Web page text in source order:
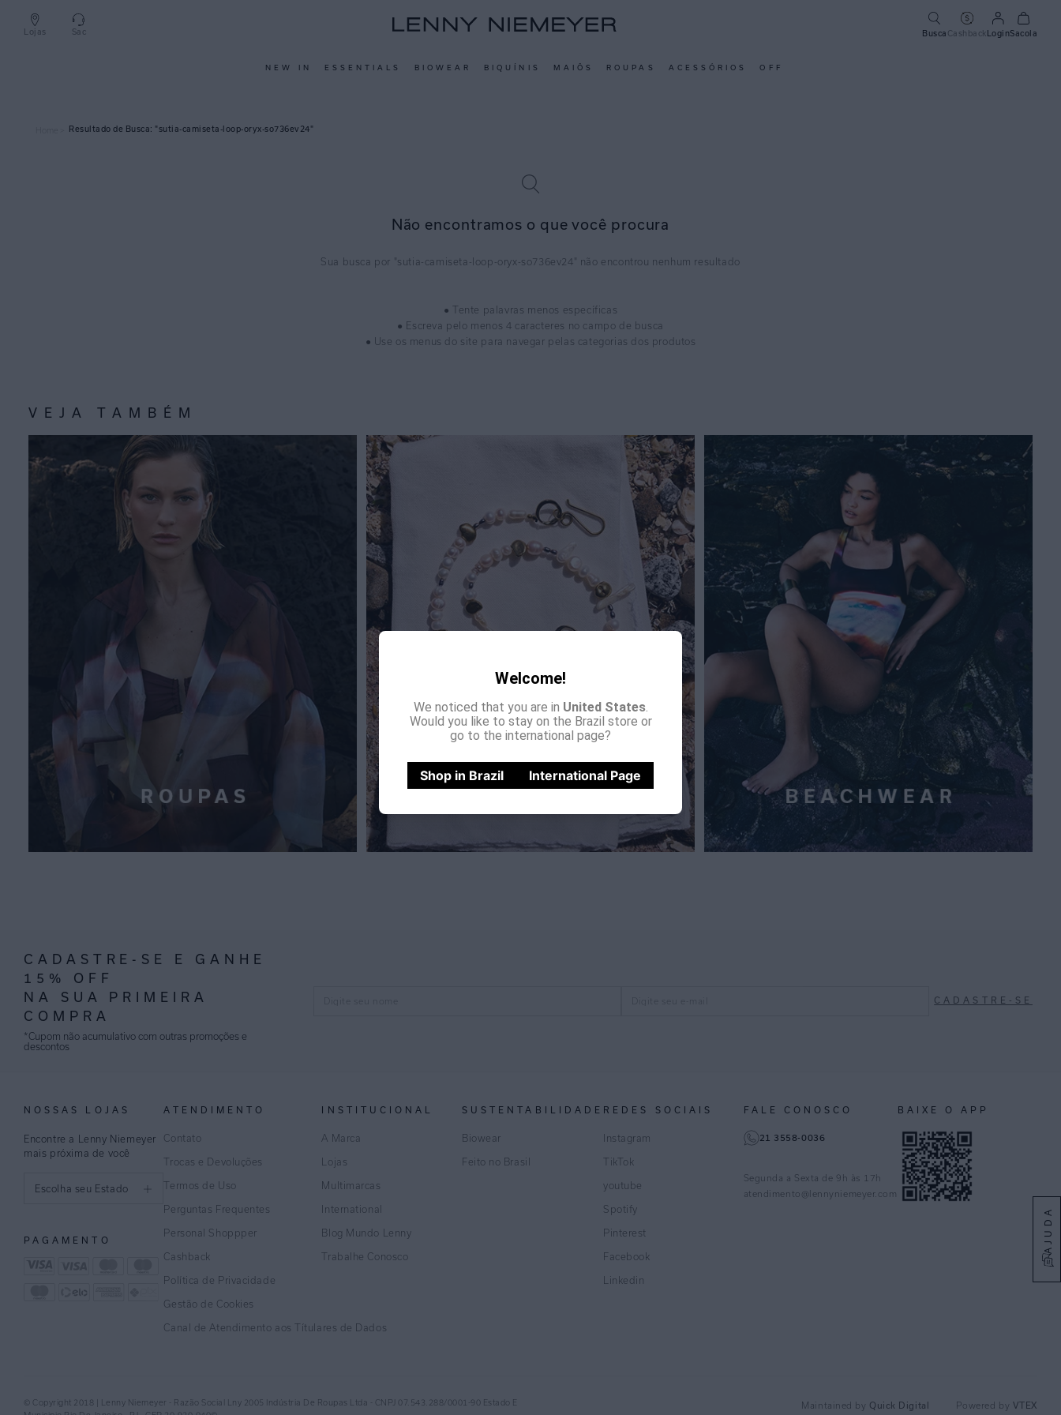
AJUDA
Lojas Sac Busca CashbackLoginSacola
NEW IN ESSENTIALS BIOWEAR BIQUÍNIS MAIÔS ROUPAS ACESSÓRIOS OFF
Welcome!
We noticed that you are in United States.
Would you like to stay on the Brazil store or
go to the international page?
Shop in Brazil International Page
sutia-camiseta-loop-oryx-so736ev24
Não encontramos o que você procura
sutia-camiseta-loop-oryx-so736ev24
● Tente palavras menos específicas
● Escreva pelo menos 4 caracteres no campo de busca
● Use os menus do site para navegar pelas categorias dos produtos
VEJA TAMBÉM
CADASTRE-SE E GANHE
15% OFF
NA SUA PRIMEIRA
COMPRA
*Cupom não acumulativo com outras promoções e
descontos
CADASTRE-SE
NOSSAS LOJAS
Encontre a Lenny Niemeyer
mais próxima de você
Escolha seu Estado
Distrito Federal
PAGAMENTO
ATENDIMENTO
Contato
Trocas e Devoluções
Termos de Uso
Perguntas Frequentes
Personal Shoppper
Cashback
Política de Privacidade
Gestão de Cookies
Canal de Atendimento aos Títulares de Dados
INSTITUCIONAL
A Marca
Lojas
Multimarcas
International
Blog Mundo Lenny
Trabalhe Conosco
SUSTENTABILIDADE
Biowear
Feito no Brasil
REDES SOCIAIS
Instagram
TikTok
youtube
Spotify
Pinterest
Facebook
Linkedin
FALE CONOSCO
21 3558-0036
Segunda a Sexta de 9h às 17h
atendimento@lennyniemeyer.com
BAIXE O APP
© Copyright 2018 | Lenny Niemeyer - Razão Social Lny 2005 Indústria De Roupas Ltda - CNPJ 07.543.288/0001-90 Estado E
Maintained by Quick Digital Powered by VTEX